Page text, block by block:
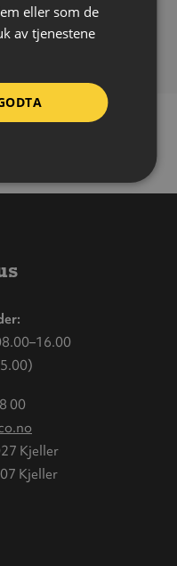
00
Kjeller
Kjeller
eller som de
av tjenestene